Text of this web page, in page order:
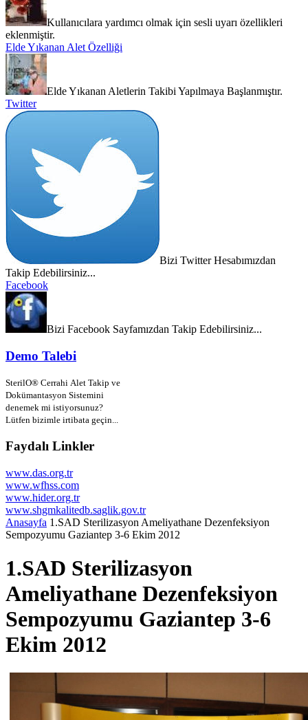
Kullanıcılara yardımcı olmak için sesli uyarı özellikleri
eklenmiştir.
Elde Yıkanan Alet Özelliği
Elde Yıkanan Aletlerin Takibi Yapılmaya Başlanmıştır.
Twitter
Bizi Twitter Hesabımızdan
Takip Edebilirsiniz...
Facebook
Bizi Facebook Sayfamızdan Takip Edebilirsiniz...
Demo Talebi
SterilO® Cerrahi Alet Takip ve
Dokümantasyon Sistemini
denemek mi istiyorsunuz?
Lütfen bizimle irtibata geçin...
Faydalı Linkler
www.das.org.tr
www.wfhss.com
www.hider.org.tr
www.shgmkalitedb.saglik.gov.tr
Anasayfa 1.SAD Sterilizasyon Ameliyathane Dezenfeksiyon
Sempozyumu Gaziantep 3-6 Ekim 2012
1.SAD Sterilizasyon
Ameliyathane Dezenfeksiyon
Sempozyumu Gaziantep 3-6
Ekim 2012